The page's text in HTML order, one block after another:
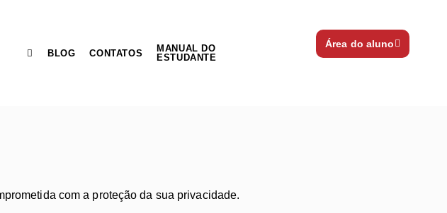
BLOG CONTATOS
MANUAL DO
ESTUDANTE
Área do aluno
com a proteção da sua privacidade.